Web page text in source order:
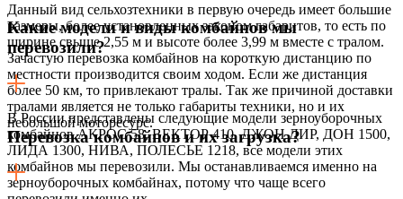
Данный вид сельхозтехники в первую очередь имеет большие
размеры, более установленных законом габаритов, то есть по
ширине свыше 2,55 м и высоте более 3,99 м вместе с тралом.
Зачастую перевозка комбайнов на короткую дистанцию по
местности производится своим ходом. Если же дистанция
более 50 км, то привлекают тралы. Так же причиной доставки
тралами является не только габариты техники, но и их
небольшой моторесурс.
Какие модели и виды комбайнов мы
перевозили?
В России представлены следующие модели зерноуборочных
комбайнов АКРОС 58, ВЕКТОР 410, ДЖОН ДИР, ДОН 1500,
ЛИДА 1300, НИВА, ПОЛЕСЬЕ 1218, все модели этих
комбайнов мы перевозили. Мы останавливаемся именно на
зерноуборочных комбайнах, потому что чаще всего
Перевозка комбайнов и их загрузка?